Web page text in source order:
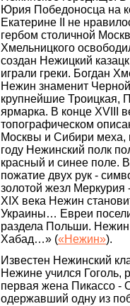
Юрия Победоносца на
Екатерине II не
гербом столичной
Хмельницкого
создан Нежицкий
играли греки. Богдан
Нежин знаменит
крупнейшие Троицкая,
ярмарка. В конце XVIII
топографическом
Москвы и Сибири меха,
году Нежинский полк
красный и синее поле.
пожатие двух рук -
золотой жезл Меркурия
XIX века Нежин
Украины… Евреи
раздела Польши. Нежин
Хабад…» («Нежин»).
Известен Нежинский
Нежине учился Гоголь,
первая жена Пикассо -
одержавший одну из